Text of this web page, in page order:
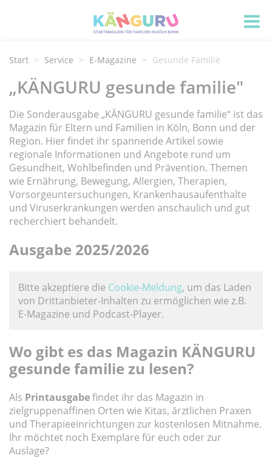
Start Service E-Magazine Gesunde Familie
„KÄNGURU gesunde familie"
Die Sonderausgabe „KÄNGURU gesunde familie“ ist das
Magazin für Eltern und Familien in Köln, Bonn und der
Region. Hier findet ihr spannende Artikel sowie
regionale Informationen und Angebote rund um
Gesundheit, Wohlbefinden und Prävention. Themen
wie Ernährung, Bewegung, Allergien, Therapien,
Vorsorgeuntersuchungen, Krankenhausaufenthalte
und Viruserkrankungen werden anschaulich und gut
recherchiert behandelt.
Ausgabe 2025/2026
Bitte akzeptiere die Cookie-Meldung, um das Laden
von Drittanbieter-Inhalten zu ermöglichen wie z.B.
E-Magazine und Podcast-Player.
Wo gibt es das Magazin KÄNGURU
gesunde familie zu lesen?
Als Printausgabefindet ihr das Magazin in
zielgruppenaffinen Orten wie Kitas, ärztlichen Praxen
und Therapieeinrichtungen zur kostenlosen Mitnahme.
Ihr möchtet noch Exemplare für euch oder zur
Auslage?